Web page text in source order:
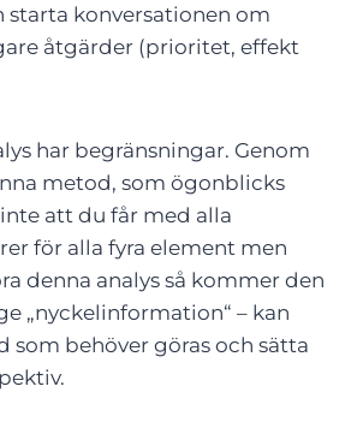
starta konversationen om
åtgärder (prioritet, effekt
har begränsningar. Genom
metod, som ögonblicks
att du får med alla
för alla fyra element men
denna analys så kommer den
„nyckelinformation“ – kan
som behöver göras och sätta